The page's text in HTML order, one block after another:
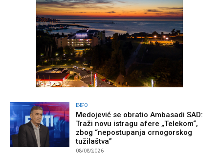
INFO
Medojević se obratio Ambasadi SAD:
Traži novu istragu afere „Telekom“,
zbog “nepostupanja crnogorskog
tužilaštva”
08/08/2026